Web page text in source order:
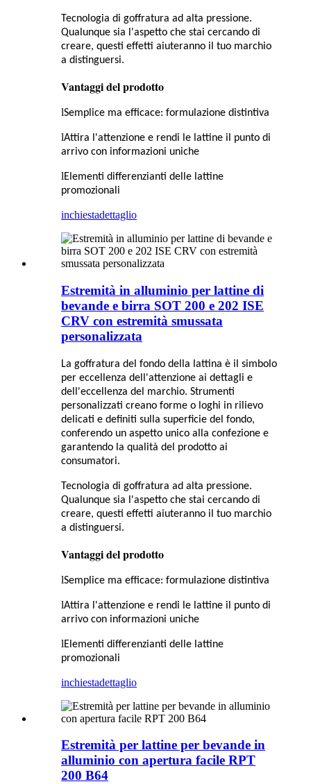
Tecnologia di goffratura ad alta pressione.
Qualunque sia l'aspetto che stai cercando di
creare, questi effetti aiuteranno il tuo marchio
a distinguersi.
Vantaggi del prodotto
lSemplice ma efficace: formulazione distintiva
lAttira l'attenzione e rendi le lattine il punto di
arrivo con informazioni uniche
lElementi differenzianti delle lattine
promozionali
inchiestadettaglio
Estremità in alluminio per lattine di
bevande e birra SOT 200 e 202 ISE
CRV con estremità smussata
personalizzata
La goffratura del fondo della lattina è il simbolo
per eccellenza dell'attenzione ai dettagli e
dell'eccellenza del marchio. Strumenti
personalizzati creano forme o loghi in rilievo
delicati e definiti sulla superficie del fondo,
conferendo un aspetto unico alla confezione e
garantendo la qualità del prodotto ai
consumatori.
Tecnologia di goffratura ad alta pressione.
Qualunque sia l'aspetto che stai cercando di
creare, questi effetti aiuteranno il tuo marchio
a distinguersi.
Vantaggi del prodotto
lSemplice ma efficace: formulazione distintiva
lAttira l'attenzione e rendi le lattine il punto di
arrivo con informazioni uniche
lElementi differenzianti delle lattine
promozionali
inchiestadettaglio
Estremità per lattine per bevande in
alluminio con apertura facile RPT
200 B64